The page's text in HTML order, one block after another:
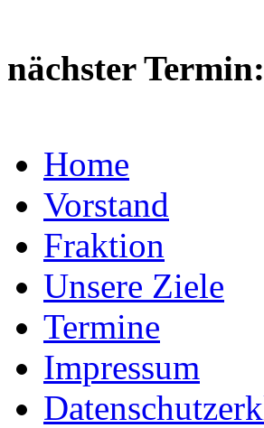
nächster Termin:
Home
Vorstand
Fraktion
Unsere Ziele
Termine
Impressum